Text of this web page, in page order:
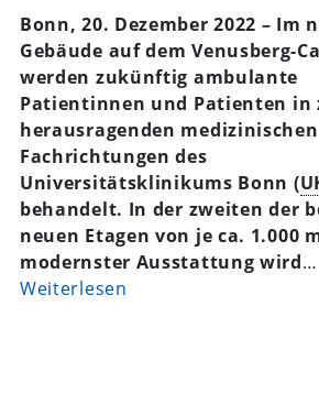
Bonn, 20. Dezember2022 – Im
Gebäude auf dem Venusberg-
werden zukünftig ambulante
Patientinnen und Patienten in
herausragenden medizinischen
Fachrichtungen des
Universitätsklinikums Bonn (
behandelt. In der zweiten der
neuen Etagenvon je ca. 1.000
modernster Ausstattung wird…
Weiterlesen